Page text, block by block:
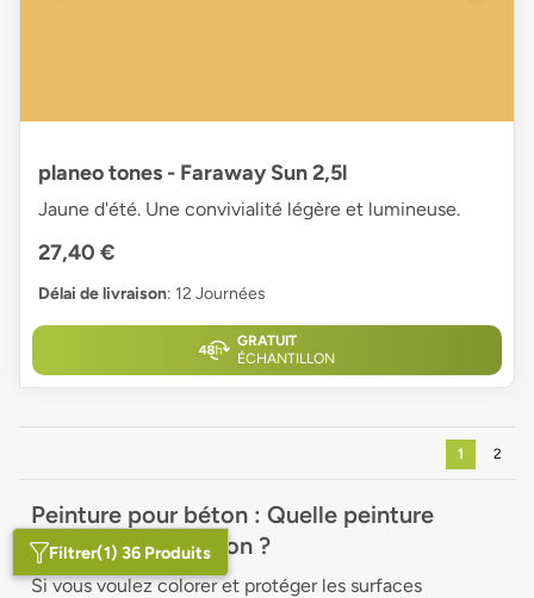
planeo tones - Faraway Sun 2,5l
Jaune d'été. Une convivialité légère et lumineuse.
27,40 €
Délai de livraison: 12 Journées
GRATUIT
ÉCHANTILLON
1 2
Peinture pour béton : Quelle peinture
tient-on sur le béton ?
Si vous voulez colorer et protéger les surfaces
Filtrer(1) 36 Produits